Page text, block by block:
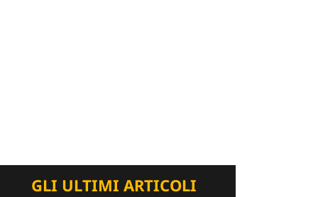
GLI ULTIMI ARTICOLI